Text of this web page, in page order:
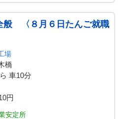
般 〈８月６日たんご就職
場
橋
車10分
円
安定所